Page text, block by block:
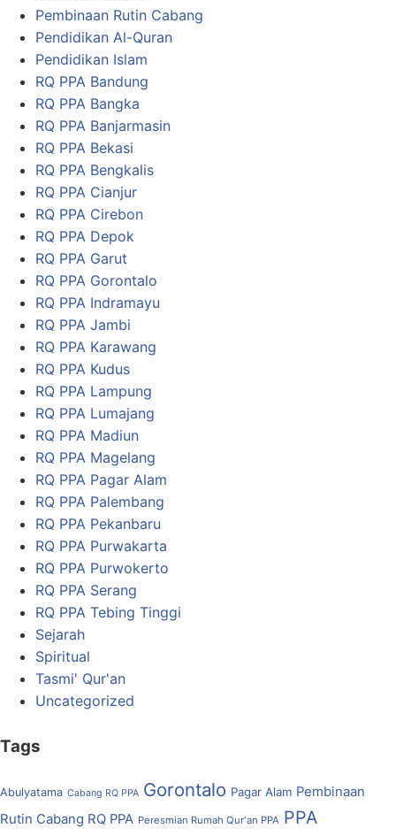
Pembinaan Rutin Cabang
Pendidikan Al-Quran
Pendidikan Islam
RQ PPA Bandung
RQ PPA Bangka
RQ PPA Banjarmasin
RQ PPA Bekasi
RQ PPA Bengkalis
RQ PPA Cianjur
RQ PPA Cirebon
RQ PPA Depok
RQ PPA Garut
RQ PPA Gorontalo
RQ PPA Indramayu
RQ PPA Jambi
RQ PPA Karawang
RQ PPA Kudus
RQ PPA Lampung
RQ PPA Lumajang
RQ PPA Madiun
RQ PPA Magelang
RQ PPA Pagar Alam
RQ PPA Palembang
RQ PPA Pekanbaru
RQ PPA Purwakarta
RQ PPA Purwokerto
RQ PPA Serang
RQ PPA Tebing Tinggi
Sejarah
Spiritual
Tasmi' Qur'an
Uncategorized
Tags
Abulyatama Cabang RQ PPA Gorontalo Pagar Alam Pembinaan
Rutin Cabang RQ PPA Peresmian Rumah Qur'an PPA PPA